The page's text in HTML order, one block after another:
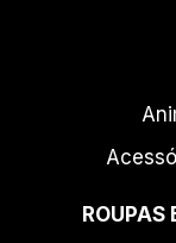
ROUPAS